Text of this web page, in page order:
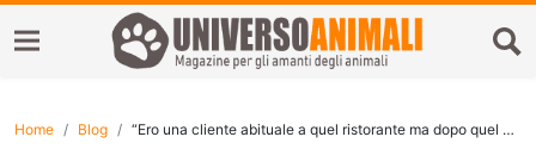
Home Blog “Ero una cliente abituale a quel ristorante ma dopo quel giorno sono rimasta incredibilmente sorpresa. Un cane si è presentato dinanzi la porta, lui l’ha fatto entrare in cucina, poi io sono andata via. Quando sono riandata la volta seguente, la reputazione del proprietario era completamente cambiata…”